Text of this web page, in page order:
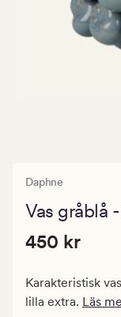
Daphne
Vas gråblå
Pris
Ordinarie
Pris 450 kr
450 kr
Karakteristisk
lilla extra. Läs